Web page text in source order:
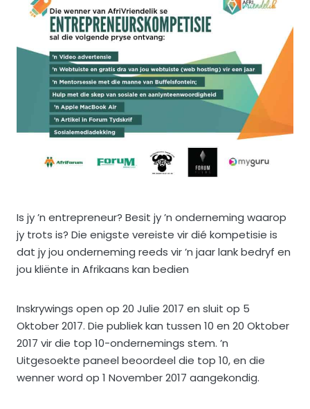
Is jy ’n entrepreneur? Besit jy ’n onderneming waarop
jy trots is? Die enigste vereiste vir dié kompetisie is
dat jy jou onderneming reeds vir ’n jaar lank bedryf en
jou kliënte in Afrikaans kan bedien
Inskrywings open op 20 Julie 2017 en sluit op 5
Oktober 2017. Die publiek kan tussen 10 en 20 Oktober
2017 vir die top 10-ondernemings stem. ’n
Uitgesoekte paneel beoordeel die top 10, en die
wenner word op 1 November 2017 aangekondig.